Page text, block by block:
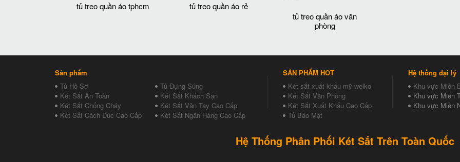
tủ treo quần áo tphcm
tủ treo quần áo rẻ
tủ treo quần áo văn
phòng
Sản phẩm
Tủ Hồ Sơ
Tủ Đựng Súng
Két Sắt An Toàn
Két Sắt Khách Sạn
Két Sắt Chống Cháy
Két Sắt Vân Tay Cao Cấp
Két Sắt Cách Đúc Cao Cấp
Két Sắt Ngân Hàng Cao Cấp
SẢN PHẨM HOT
Két sắt xuất khẩu mỹ welko
Két Sắt Văn Phòng
Két Sắt Xuất Khẩu Cao Cấp
Tủ Bảo Mật
Hệ thống đại lý
Khu vực Miền
Khu vực Miền
Khu vực Miền
Hệ Thống Phân Phối Két Sắt Trên Toàn Quốc